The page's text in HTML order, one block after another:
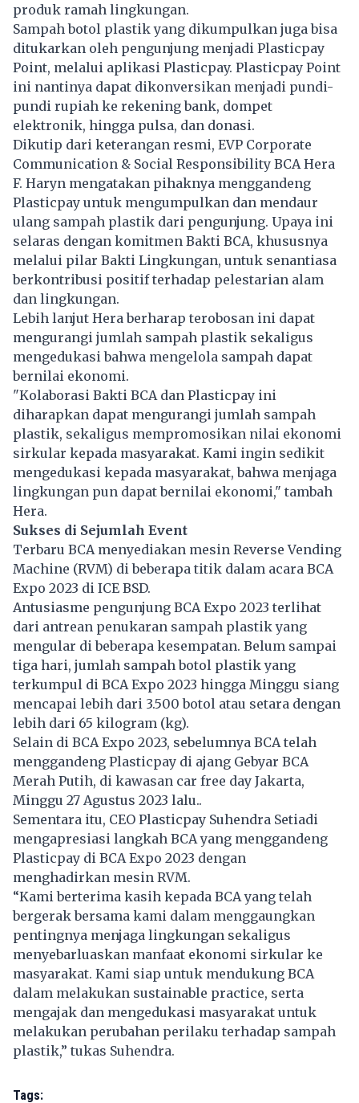
produk ramah lingkungan.
Sampah botol plastik yang dikumpulkan juga bisa
ditukarkan oleh pengunjung menjadi Plasticpay
Point, melalui aplikasi Plasticpay. Plasticpay Point
ini nantinya dapat dikonversikan menjadi pundi-
pundi rupiah ke rekening bank, dompet
elektronik, hingga pulsa, dan donasi.
Dikutip dari keterangan resmi, EVP Corporate
Communication & Social Responsibility BCA Hera
F. Haryn mengatakan pihaknya menggandeng
Plasticpay untuk mengumpulkan dan mendaur
ulang sampah plastik dari pengunjung. Upaya ini
selaras dengan komitmen Bakti BCA, khususnya
melalui pilar Bakti Lingkungan, untuk senantiasa
berkontribusi positif terhadap pelestarian alam
dan lingkungan.
Lebih lanjut Hera berharap terobosan ini dapat
mengurangi jumlah sampah plastik sekaligus
mengedukasi bahwa mengelola sampah dapat
bernilai ekonomi.
"Kolaborasi Bakti BCA dan Plasticpay ini
diharapkan dapat mengurangi jumlah sampah
plastik, sekaligus mempromosikan nilai ekonomi
sirkular kepada masyarakat. Kami ingin sedikit
mengedukasi kepada masyarakat, bahwa menjaga
lingkungan pun dapat bernilai ekonomi," tambah
Hera.
Sukses di Sejumlah Event
Terbaru BCA menyediakan mesin Reverse Vending
Machine (RVM) di beberapa titik dalam acara BCA
Expo 2023 di ICE BSD.
Antusiasme pengunjung BCA Expo 2023 terlihat
dari antrean penukaran sampah plastik yang
mengular di beberapa kesempatan. Belum sampai
tiga hari, jumlah sampah botol plastik yang
terkumpul di BCA Expo 2023 hingga Minggu siang
mencapai lebih dari 3.500 botol atau setara dengan
lebih dari 65 kilogram (kg).
Selain di BCA Expo 2023, sebelumnya BCA telah
menggandeng Plasticpay di ajang Gebyar BCA
Merah Putih, di kawasan car free day Jakarta,
Minggu 27 Agustus 2023 lalu..
Sementara itu, CEO Plasticpay Suhendra Setiadi
mengapresiasi langkah BCA yang menggandeng
Plasticpay di BCA Expo 2023 dengan
menghadirkan mesin RVM.
“Kami berterima kasih kepada BCA yang telah
bergerak bersama kami dalam menggaungkan
pentingnya menjaga lingkungan sekaligus
menyebarluaskan manfaat ekonomi sirkular ke
masyarakat. Kami siap untuk mendukung BCA
dalam melakukan sustainable practice, serta
mengajak dan mengedukasi masyarakat untuk
melakukan perubahan perilaku terhadap sampah
plastik,” tukas Suhendra.
Tags: